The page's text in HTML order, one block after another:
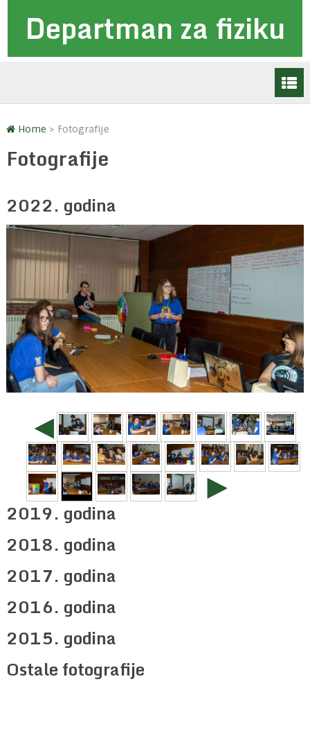
Departman za fiziku
Home > Fotografije
Fotografije
2022. godina
◄
►
2019. godina
2018. godina
2017. godina
2016. godina
2015. godina
Ostale fotografije